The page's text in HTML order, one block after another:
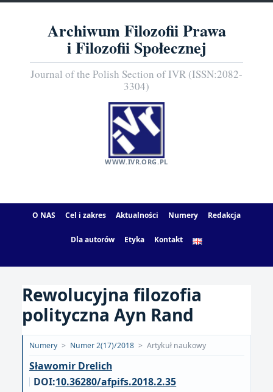
Archiwum Filozofii Prawa
i Filozofii Społecznej
Journal of the Polish Section of IVR (ISSN:2082-
3304)
WWW.IVR.ORG.PL
O NAS Cel i zakres Aktualności Numery Redakcja
Dla autorów Etyka Kontakt
Rewolucyjna filozofia
polityczna Ayn Rand
Opublikowano:
2019-
01-
22
Numery > Numer 2(17)/2018 > Artykuł naukowy
Sławomir Drelich
DOI:10.36280/afpifs.2018.2.35